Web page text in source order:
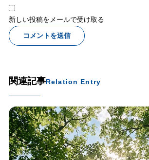
新しい投稿をメールで受け取る
関連記事Relation Entry